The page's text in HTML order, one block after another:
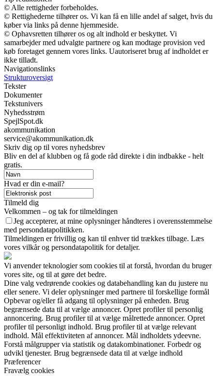
© Alle rettigheder forbeholdes.
© Rettighederne tilhører os. Vi kan få en lille andel af salget, hvis du
køber via links på denne hjemmeside.
© Ophavsretten tilhører os og alt indhold er beskyttet. Vi
samarbejder med udvalgte partnere og kan modtage provision ved
køb foretaget gennem vores links. Uautoriseret brug af indholdet er
ikke tilladt.
Navigationslinks
Strukturoversigt
Tekster
Dokumenter
Tekstunivers
Nyhedsstrøm
SpejlSpot.dk
akommunikation
service@akommunikation.dk
Skriv dig op til vores nyhedsbrev
Bliv en del af klubben og få gode råd direkte i din indbakke - helt
gratis.
Hvad er din e-mail?
Tilmeld dig
Velkommen – og tak for tilmeldingen
Jeg accepterer, at mine oplysninger håndteres i overensstemmelse
med persondatapolitikken.
Tilmeldingen er frivillig og kan til enhver tid trækkes tilbage. Læs
vores vilkår og persondatapolitik for detaljer.
Vi anvender teknologier som cookies til at forstå, hvordan du bruger
vores site, og til at gøre det bedre.
Dine valg vedrørende cookies og databehandling kan du justere nu
eller senere. Vi deler oplysninger med partnere til forskellige formål
Opbevar og/eller få adgang til oplysninger på enheden. Brug
begrænsede data til at vælge annoncer. Opret profiler til personlig
annoncering. Brug profiler til at vælge målrettede annoncer. Opret
profiler til personligt indhold. Brug profiler til at vælge relevant
indhold. Mål effektiviteten af annoncer. Mål indholdets ydeevne.
Forstå målgrupper via statistik og datakombinationer. Forbedr og
udvikl tjenester. Brug begrænsede data til at vælge indhold
Præferencer
Fravælg cookies